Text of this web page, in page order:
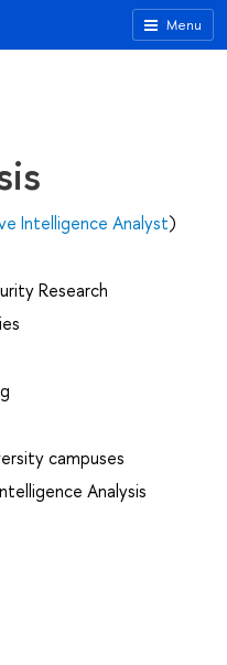
Menu
Intelligence Analyst)
Research
campuses
Analysis